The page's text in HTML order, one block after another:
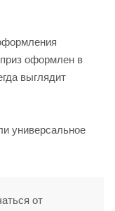
оформлен в
выглядит
универсальное
от